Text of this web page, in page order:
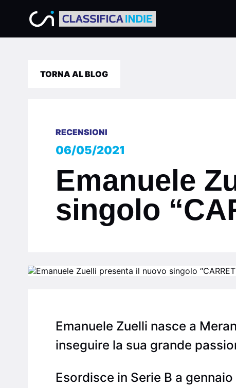
TORNA AL BLOG
RECENSIONI
06/05/2021
Emanuele
singolo
Emanuele Zuelli nasce a
inseguire la sua grande
Esordisce in Serie B a